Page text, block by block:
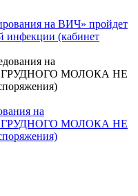
на ВИЧ» пройдет
инфекции (кабинет
на
ГРУДНОГО МОЛОКА НЕ